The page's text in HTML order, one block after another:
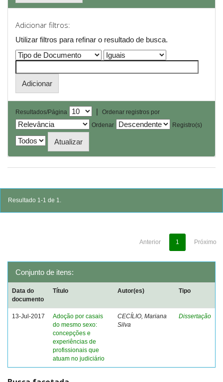
Adicionar filtros:
Utilizar filtros para refinar o resultado de busca.
Resultados/Página |
Ordenar registros por
Ordenar
Registro(s)
Resultado 1-1 de 1.
Anterior 1 Próximo
Conjunto de itens:
Data do
documento
Título Autor(es) Tipo
13-Jul-2017
Adoção por casais
do mesmo sexo:
concepções e
experiências de
profissionais que
atuam no judiciário
CECÍLIO, Mariana
Silva
Dissertação